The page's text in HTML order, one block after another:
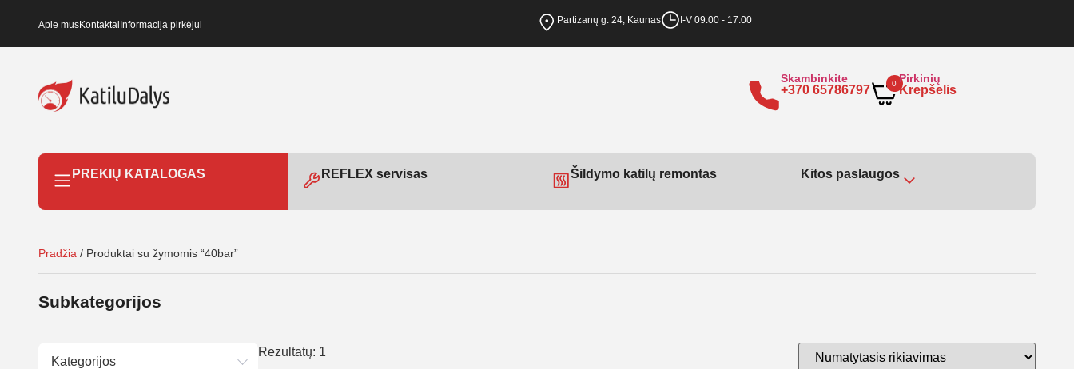
Apie musKontaktaiInformacija pirkėjui Partizanų g. 24, Kaunas I-V 09:00 - 17:00
Skambinkite
+370 65786797 0 Pirkinių
Krepšelis
PREKIŲ KATALOGAS REFLEX servisas Šildymo katilų remontas Kitos paslaugos
Pradžia / Produktai su žymomis “40bar”
Subkategorijos
Kategorijos
Rezultatų: 1